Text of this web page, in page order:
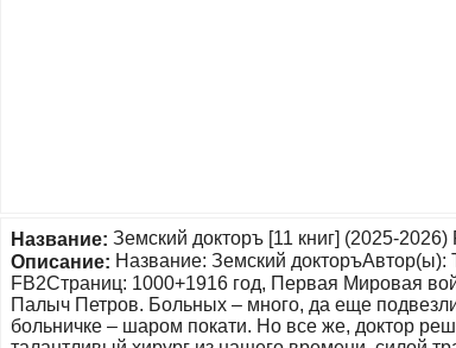
Название: Земский докторъ [11 книг] (2025-2026)
Описание: Название: Земский
FB2Страниц: 1000+1916 год, Первая Мировая
Палыч Петров. Больных – много, да еще
больничке – шаром покати. Но все же, доктор